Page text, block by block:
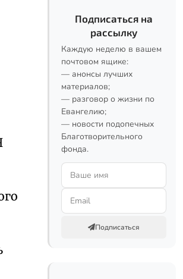
Подписаться на
рассылку
Каждую неделю в вашем
почтовом ящике:
— анонсы лучших
материалов;
— разговор о жизни по
Евангелию;
— новости подопечных
Благотворительного
фонда.
Подписаться